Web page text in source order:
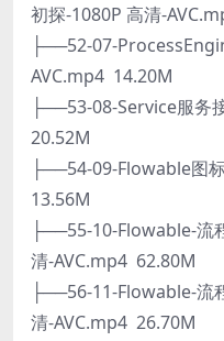
初探-1080P 高清-
├──52-07-
AVC.mp4 14.20M
├──53-08-Service服务
20.52M
├──54-09-Flowable图
13.56M
├──55-10-Flowable-流
清-AVC.mp4 62.80M
├──56-11-Flowable-流
清-AVC.mp4 26.70M